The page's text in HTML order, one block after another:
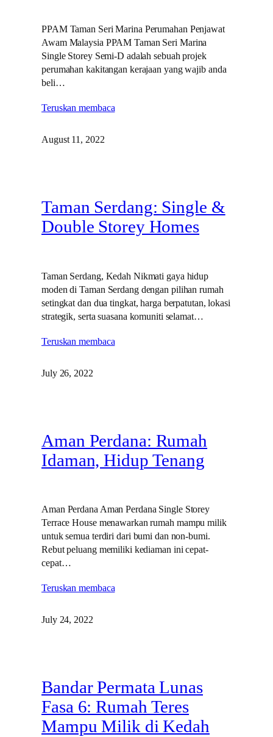
PPAM Taman Seri Marina Perumahan Penjawat
Awam Malaysia PPAM Taman Seri Marina
Single Storey Semi-D adalah sebuah projek
perumahan kakitangan kerajaan yang wajib anda
beli…
Teruskan membaca
August 11, 2022
Taman Serdang: Single &
Double Storey Homes
Taman Serdang, Kedah Nikmati gaya hidup
moden di Taman Serdang dengan pilihan rumah
setingkat dan dua tingkat, harga berpatutan, lokasi
strategik, serta suasana komuniti selamat…
Teruskan membaca
July 26, 2022
Aman Perdana: Rumah
Idaman, Hidup Tenang
Aman Perdana Aman Perdana Single Storey
Terrace House menawarkan rumah mampu milik
untuk semua terdiri dari bumi dan non-bumi.
Rebut peluang memiliki kediaman ini cepat-
cepat…
Teruskan membaca
July 24, 2022
Bandar Permata Lunas
Fasa 6: Rumah Teres
Mampu Milik di Kedah